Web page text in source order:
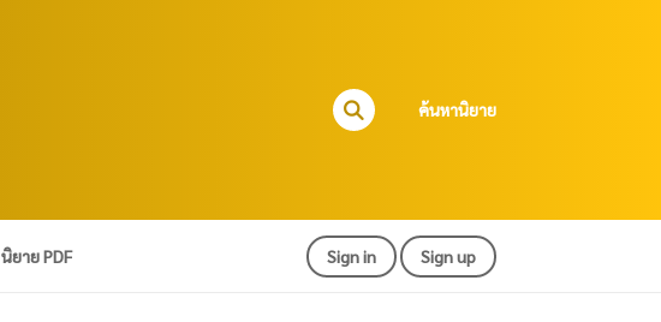
ค้นหานิยาย
นิยาย PDF Sign in Sign up